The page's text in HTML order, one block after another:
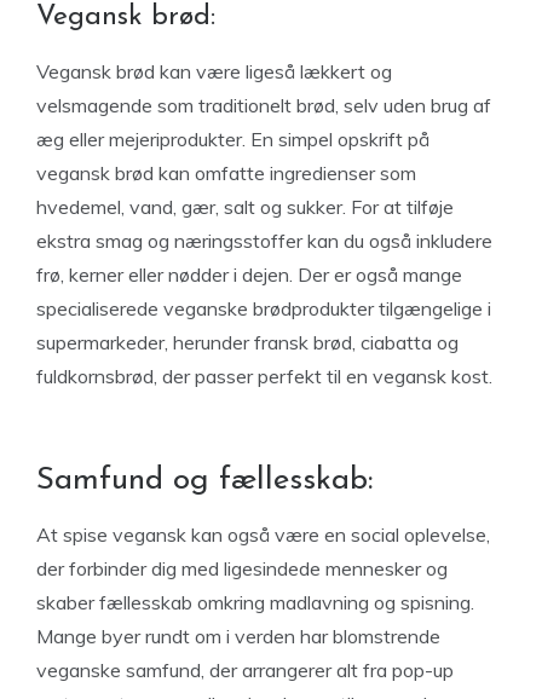
Vegansk brød:
Vegansk brød kan være ligeså lækkert og
velsmagende som traditionelt brød, selv uden brug af
æg eller mejeriprodukter. En simpel opskrift på
vegansk brød kan omfatte ingredienser som
hvedemel, vand, gær, salt og sukker. For at tilføje
ekstra smag og næringsstoffer kan du også inkludere
frø, kerner eller nødder i dejen. Der er også mange
specialiserede veganske brødprodukter tilgængelige i
supermarkeder, herunder fransk brød, ciabatta og
fuldkornsbrød, der passer perfekt til en vegansk kost.
Samfund og fællesskab:
At spise vegansk kan også være en social oplevelse,
der forbinder dig med ligesindede mennesker og
skaber fællesskab omkring madlavning og spisning.
Mange byer rundt om i verden har blomstrende
veganske samfund, der arrangerer alt fra pop-up